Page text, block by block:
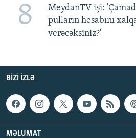
8
MeydanTV işi:
pulların hesabını
verəcəksiniz?'
BIZI IZLƏ
MƏLUMAT